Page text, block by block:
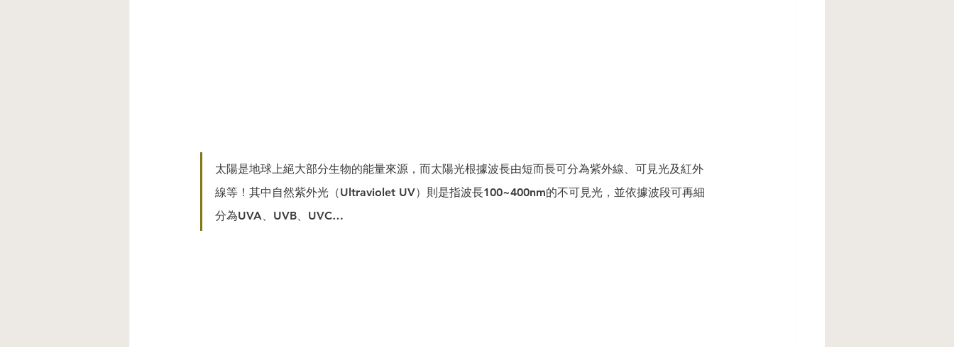
太陽是地球上絕⼤部分⽣物的能量來源，⽽太陽光根據波長由短⽽長可分為紫外線、可⾒光及紅外
線等！其中⾃然紫外光（Ultraviolet UV）則是指波長100~400nm的不可⾒光，並依據波段可再細
分為UVA、UVB、UVC…